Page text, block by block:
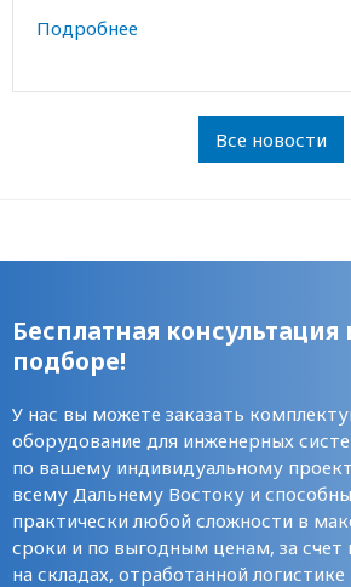
Подробнее
Все новости
Бесплатная
подборе!
У нас вы можете заказать
оборудование для инженерных
по вашему индивидуальному
всему Дальнему Востоку и
практически любой сложности в
сроки и по выгодным ценам, за счет
на складах, отработанной